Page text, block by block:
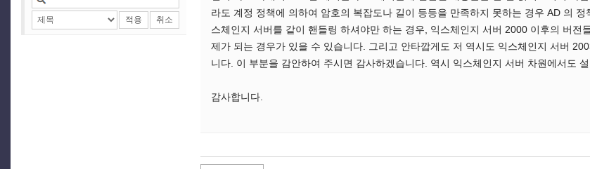
적용 취소
라도 계정 정책에 의하여 암호의 복잡도나 길이 등등을 만족하지 못하는 경우 AD 의
스체인지 서버를 같이 핸들링 하셔야만 하는 경우, 익스체인지 서버 2000 이후의 버
제가 되는 경우가 있을 수 있습니다. 그리고 안타깝게도 저 역시도 익스체인지 서버
니다. 이 부분을 감안하여 주시면 감사하겠습니다. 역시 익스체인지 서버 차원에서도
감사합니다.